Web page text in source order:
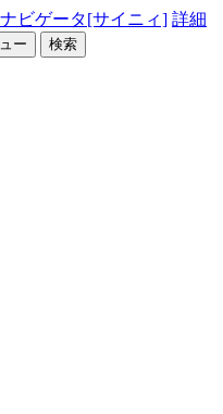
ビゲータ[サイニィ] 詳細
ー 検索